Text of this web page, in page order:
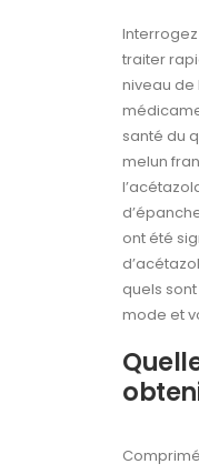
traiter
niveau de
santé du
melun
ont été
quels
mode et